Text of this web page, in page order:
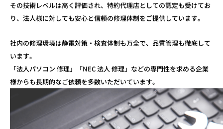
その技術レベルは高く評価され、特約代理店としての認定も受けてお
り、 法人様に対しても安心と信頼の修理体制をご提供しています。
社内の修理環境は静電対策・検査体制も万全で、品質管理も徹底して
います。
「法人パソコン 修理」「NEC 法人 修理」などの専門性を求める企業
様からも長期的なご依頼を多数いただいています。